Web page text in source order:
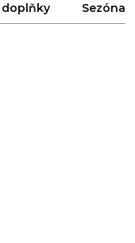
doplňky Sezóna